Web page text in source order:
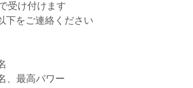
受け付けます
下をご連絡ください
、最高パワー